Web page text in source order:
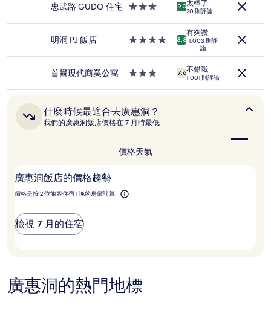
宿
為
所
和
供
況
所
變
住
忠武路 GUDO 住宅 3.0
住
9.0太棒了
20 則評論
明洞 PJ 飯店
4.0
住
8.8
有夠讚
1,003 則評
論
首爾現代商業公寓
3.0
住
宿
7.6不錯哦
1,001 則評論
什
麼
時
去
惠
什麼時候最適合去廣惠洞？
我們的廣惠洞飯店價格在 7 月時最低
價格天氣
廣惠洞飯店的價格趨勢
價格是按 2 位旅客住宿 1 晚的房價計算
檢視 7 月的住宿
廣惠洞的熱門地標